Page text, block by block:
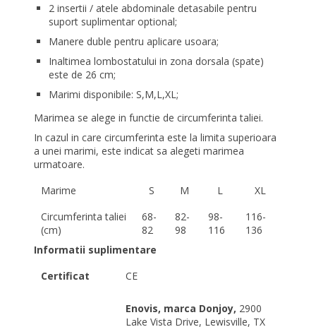
2 insertii / atele abdominale detasabile pentru
suport suplimentar optional;
Manere duble pentru aplicare usoara;
Inaltimea lombostatului in zona dorsala (spate)
este de 26 cm;
Marimi disponibile: S,M,L,XL;
Marimea se alege in functie de circumferinta taliei.
In cazul in care circumferinta este la limita superioara
a unei marimi, este indicat sa alegeti marimea
urmatoare.
Marime
S M L
XL
Circumferinta taliei
(cm)
68-
82
82-
98
98-
116
116-
136
Informatii suplimentare
Certificat
CE
Enovis, marca Donjoy, 2900
Lake Vista Drive, Lewisville, TX